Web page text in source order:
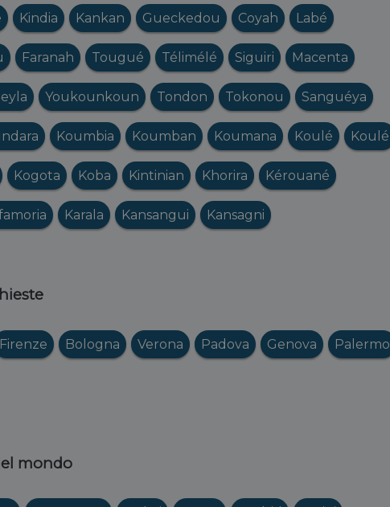
Kindia Kankan Gueckedou Coyah Labé
Faranah Tougué Télimélé Siguiri Macenta
Youkounkoun Tondon Tokonou Sanguéya
Koumbia Koumban Koumana Koulé Koulé
Kogota Koba Kintinian Khorira Kérouané
Karala Kansangui Kansagni
Firenze Bologna Verona Padova Genova Palermo
mondo